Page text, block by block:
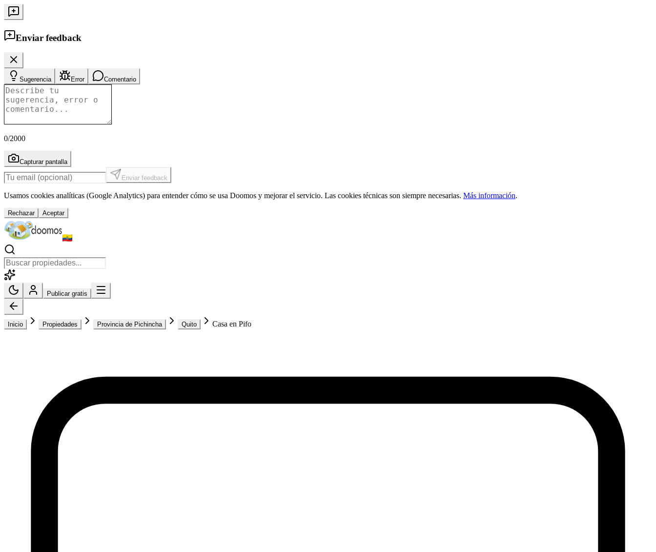
Enviar feedback
Sugerencia Error Comentario
0/2000
Capturar pantalla
Enviar feedback
Usamos cookies analíticas (Google Analytics) para entender cómo se usa Doomos y mejorar el servicio. Las cookies técnicas son siempre necesarias. Más información.
Rechazar Aceptar
Publicar gratis
Inicio Propiedades Provincia de Pichincha Quito Casa en Pifo